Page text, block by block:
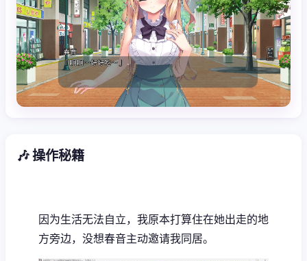
🎶 操作秘籍
因为生活无法自立，我原本打算住在她出走的地
方旁边，没想春音主动邀请我同居。